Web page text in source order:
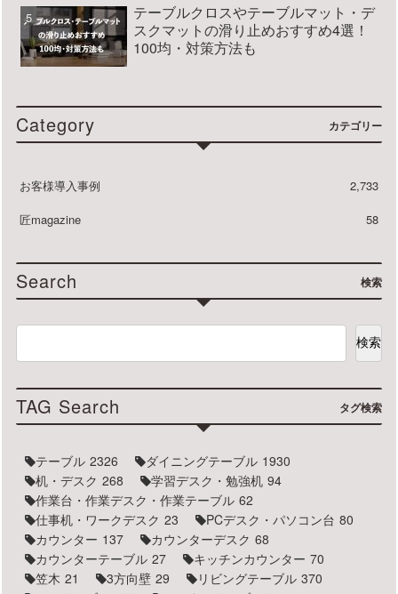
テーブルクロスやテーブルマット・デ
スクマットの滑り止めおすすめ4選！
100均・対策方法も
Category カテゴリー
お客様導入事例
2,733
匠magazine
58
Search 検索
検索
TAG Search タグ検索
テーブル 2326 ダイニングテーブル 1930
机・デスク 268 学習デスク・勉強机 94
作業台・作業デスク・作業テーブル 62
仕事机・ワークデスク 23 PCデスク・パソコン台 80
カウンター 137 カウンターデスク 68
カウンターテーブル 27 キッチンカウンター 70
笠木 21 3方向壁 29 リビングテーブル 370